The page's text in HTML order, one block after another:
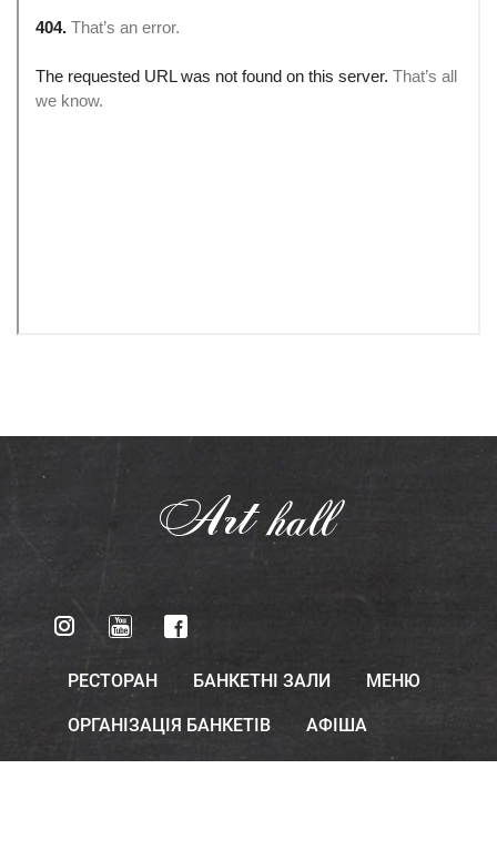
Arthall
РЕСТОРАН БАНКЕТНІ ЗАЛИ МЕНЮ
ОРГАНІЗАЦІЯ БАНКЕТІВ АФІША